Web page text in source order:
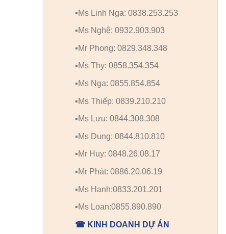
▪️Ms Linh Nga: 0838.253.253
▪️Ms Nghệ: 0932.903.903
▪️Mr Phong: 0829.348.348
▪️Ms Thy: 0858.354.354
▪️Ms Nga: 0855.854.854
▪️Ms Thiếp: 0839.210.210
▪️Ms Lưu: 0844.308.308
▪️Ms Dung: 0844.810.810
▪️Mr Huy: 0848.26.08.17
▪️Mr Phát: 0886.20.06.19
▪️Ms Hạnh:0833.201.201
▪️Ms Loan:0855.890.890
☎ KINH DOANH DỰ ÁN